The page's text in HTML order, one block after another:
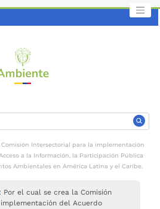
Comisión Intersectorial para la implementación
a la Información, la Participación Pública
Ambientales en América Latina y el Caribe.
Por el cual se crea la Comisión
del Acuerdo